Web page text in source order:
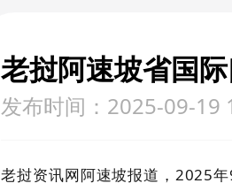
老挝阿速坡省国
发布时间：2025-09-19
老挝资讯网阿速坡报道，2025